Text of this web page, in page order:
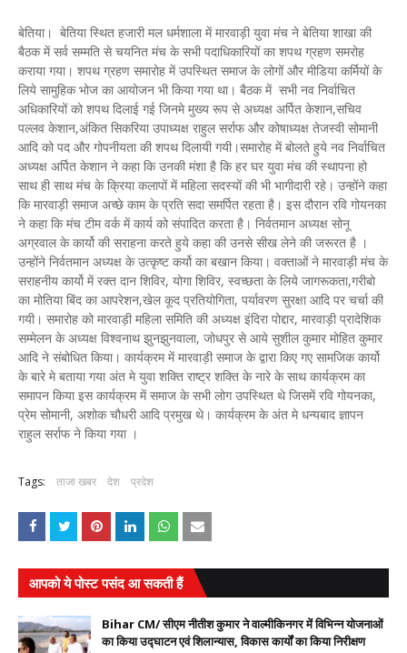
बेतिया। बेतिया स्थित हजारी मल धर्मशाला में मारवाड़ी युवा मंच ने बेतिया शाखा की
बैठक में सर्व सम्मति से चयनित मंच के सभी पदाधिकारियों का शपथ ग्रहण समरोह
कराया गया। शपथ ग्रहण समारोह में उपस्थित समाज के लोगों और मीडिया कर्मियों के
लिये सामुहिक भोज का आयोजन भी किया गया था। बैठक में सभी नव निर्वाचित
अधिकारियों को शपथ दिलाई गई जिनमे मुख्य रूप से अध्यक्ष अर्पित केशान,सचिव
पल्लव केशान,अंकित सिकरिया उपाध्यक्ष राहुल सर्राफ और कोषाध्यक्ष तेजस्वी सोमानी
आदि को पद और गोपनीयता की शपथ दिलायी गयी।समारोह में बोलते हुये नव निर्वाचित
अध्यक्ष अर्पित केशान ने कहा कि उनकी मंशा है कि हर घर युवा मंच की स्थापना हो
साथ ही साथ मंच के क्रिया कलापों में महिला सदस्यों की भी भागीदारी रहे। उन्होंने कहा
कि मारवाड़ी समाज अच्छे काम के प्रति सदा समर्पित रहता है। इस दौरान रवि गोयनका
ने कहा कि मंच टीम वर्क में कार्य को संपादित करता है। निर्वतमान अध्यक्ष सोनू
अग्रवाल के कार्यो की सराहना करते हुये कहा की उनसे सीख लेने की जरूरत है ।
उन्होंने निर्वतमान अध्यक्ष के उत्कृष्ट कर्यो का बखान किया। वक्ताओं ने मारवाड़ी मंच के
सराहनीय कार्यो में रक्त दान शिविर, योगा शिविर, स्वच्छता के लिये जागरूकता,गरीबो
का मोतिया बिंद का आपरेशन,खेल कूद प्रतियोगिता, पर्यावरण सुरक्षा आदि पर चर्चा की
गयी। समारोह को मारवाड़ी महिला समिति की अध्यक्ष इंदिरा पोद्दार, मारवाड़ी प्रादेशिक
सम्मेलन के अध्यक्ष विश्वनाथ झुनझुनवाला, जोधपुर से आये सुशील कुमार मोहित कुमार
आदि ने संबोधित किया। कार्यक्रम में मारवाड़ी समाज के द्वारा किए गए सामजिक कार्यो
के बारे मे बताया गया अंत मे युवा शक्ति राष्ट्र शक्ति के नारे के साथ कार्यक्रम का
समापन किया इस कार्यक्रम में समाज के सभी लोग उपस्थित थे जिसमें रवि गोयनका,
प्रेम सोमानी, अशोक चौधरी आदि प्रमुख थे। कार्यक्रम के अंत मे धन्यबाद ज्ञापन
राहुल सर्राफ ने किया गया ।
Tags: ताजा खबर देश प्रदेश
आपको ये पोस्ट पसंद आ सकती हैं
Bihar CM/ सीएम नीतीश कुमार ने वाल्मीकिनगर में विभिन्न योजनाओं
का किया उद्घाटन एवं शिलान्यास, विकास कार्यों का किया निरीक्षण